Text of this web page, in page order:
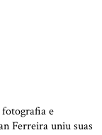
e
Ferreira uniu suas